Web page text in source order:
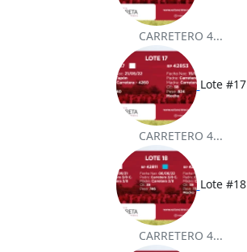
CARRETERO 4...
Lote #17
CARRETERO 4...
Lote #18
CARRETERO 4...